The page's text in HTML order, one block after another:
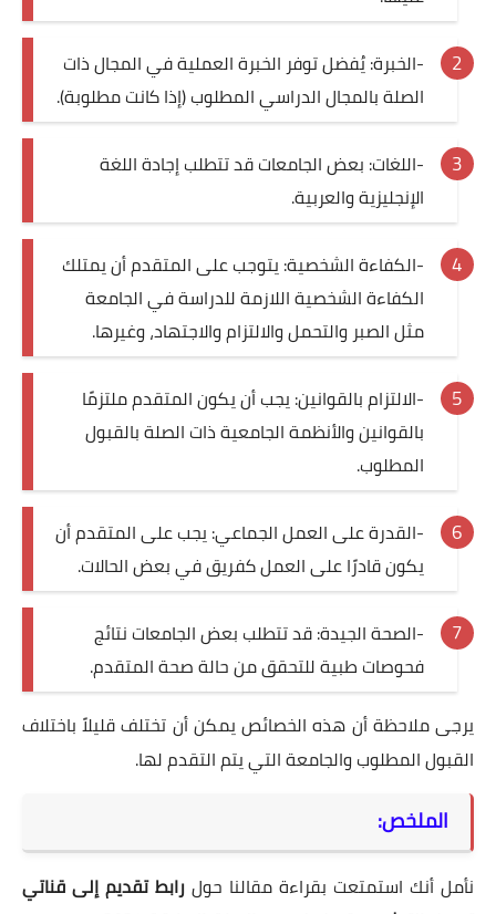
-الخبرة: يُفضل توفر الخبرة العملية في المجال ذات
الصلة بالمجال الدراسي المطلوب (إذا كانت مطلوبة).
-اللغات: بعض الجامعات قد تتطلب إجادة اللغة
الإنجليزية والعربية.
-الكفاءة الشخصية: يتوجب على المتقدم أن يمتلك
الكفاءة الشخصية اللازمة للدراسة في الجامعة
مثل الصبر والتحمل والالتزام والاجتهاد، وغيرها.
-الالتزام بالقوانين: يجب أن يكون المتقدم ملتزمًا
بالقوانين والأنظمة الجامعية ذات الصلة بالقبول
المطلوب.
-القدرة على العمل الجماعي: يجب على المتقدم أن
يكون قادرًا على العمل كفريق في بعض الحالات.
-الصحة الجيدة: قد تتطلب بعض الجامعات نتائج
فحوصات طبية للتحقق من حالة صحة المتقدم.
يرجى ملاحظة أن هذه الخصائص يمكن أن تختلف قليلاً باختلاف
القبول المطلوب والجامعة التي يتم التقدم لها.
الملخص:
نأمل أنك استمتعت بقراءة مقالنا حول رابط تقديم إلى قناتي